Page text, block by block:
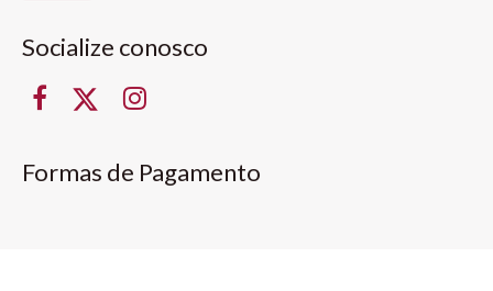
Socialize conosco
Formas de Pagamento